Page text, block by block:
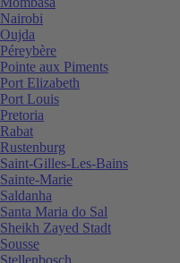
Nairobi
Oujda
Péreybère
Pointe aux Piments
Port Elizabeth
Port Louis
Pretoria
Rabat
Rustenburg
Saint-Gilles-Les-Bains
Sainte-Marie
Saldanha
Santa Maria do Sal
Sheikh Zayed Stadt
Sousse
Stellenbosch